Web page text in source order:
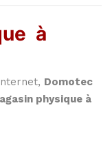
à
Domotec
physique à